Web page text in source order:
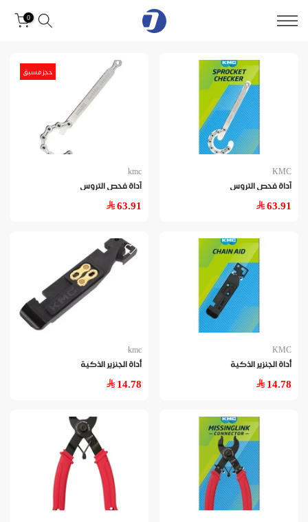
0
KMC
آداة فحص التروس
63.91
حجز مسبق
kmc
آداة فحص التروس
63.91
KMC
أداة الجنزير الذكية
14.78
kmc
أداة الجنزير الذكية
14.78